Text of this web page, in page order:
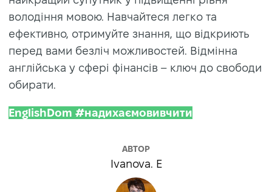
володіння мовою. Навчайтеся легко та
ефективно, отримуйте знання, що відкриють
перед вами безліч можливостей. Відмінна
англійська у сфері фінансів – ключ до свободи
обирати.
EnglishDom #надихаємовивчити
АВТОР
Ivanova. E